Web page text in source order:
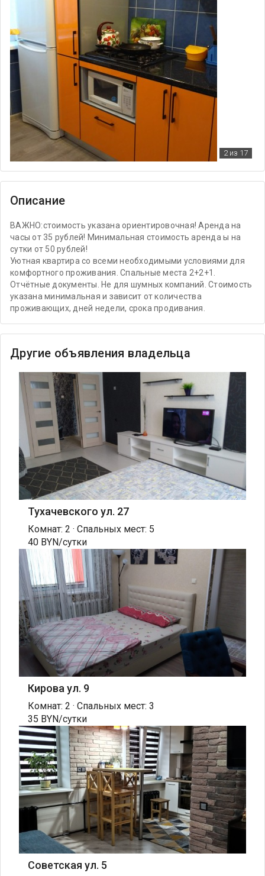
2из 17
Описание
ВАЖНО:стоимость указана ориентировочная! Аренда на
часы от 35 рублей! Минимальная стоимость аренда ы на
сутки от 50 рублей!
Уютная квартира со всеми необходимыми условиями для
комфортного проживания. Спальные места 2+2+1.
Отчётные документы. Не для шумных компаний. Стоимость
указана минимальная и зависит от количества
проживающих, дней недели, срока продивания.
Другие объявления владельца
Тухачевского ул. 27
Комнат: 2 · Спальных мест: 5
40 BYN/сутки
Кирова ул. 9
Комнат: 2 · Спальных мест: 3
35 BYN/сутки
Советская ул. 5